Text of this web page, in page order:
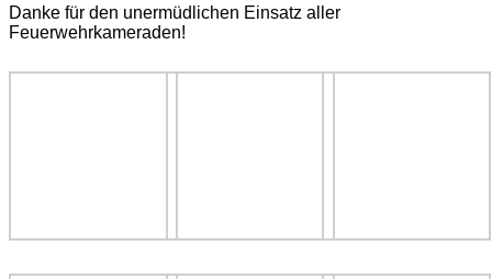
Danke für den unermüdlichen Einsatz aller
Feuerwehrkameraden!